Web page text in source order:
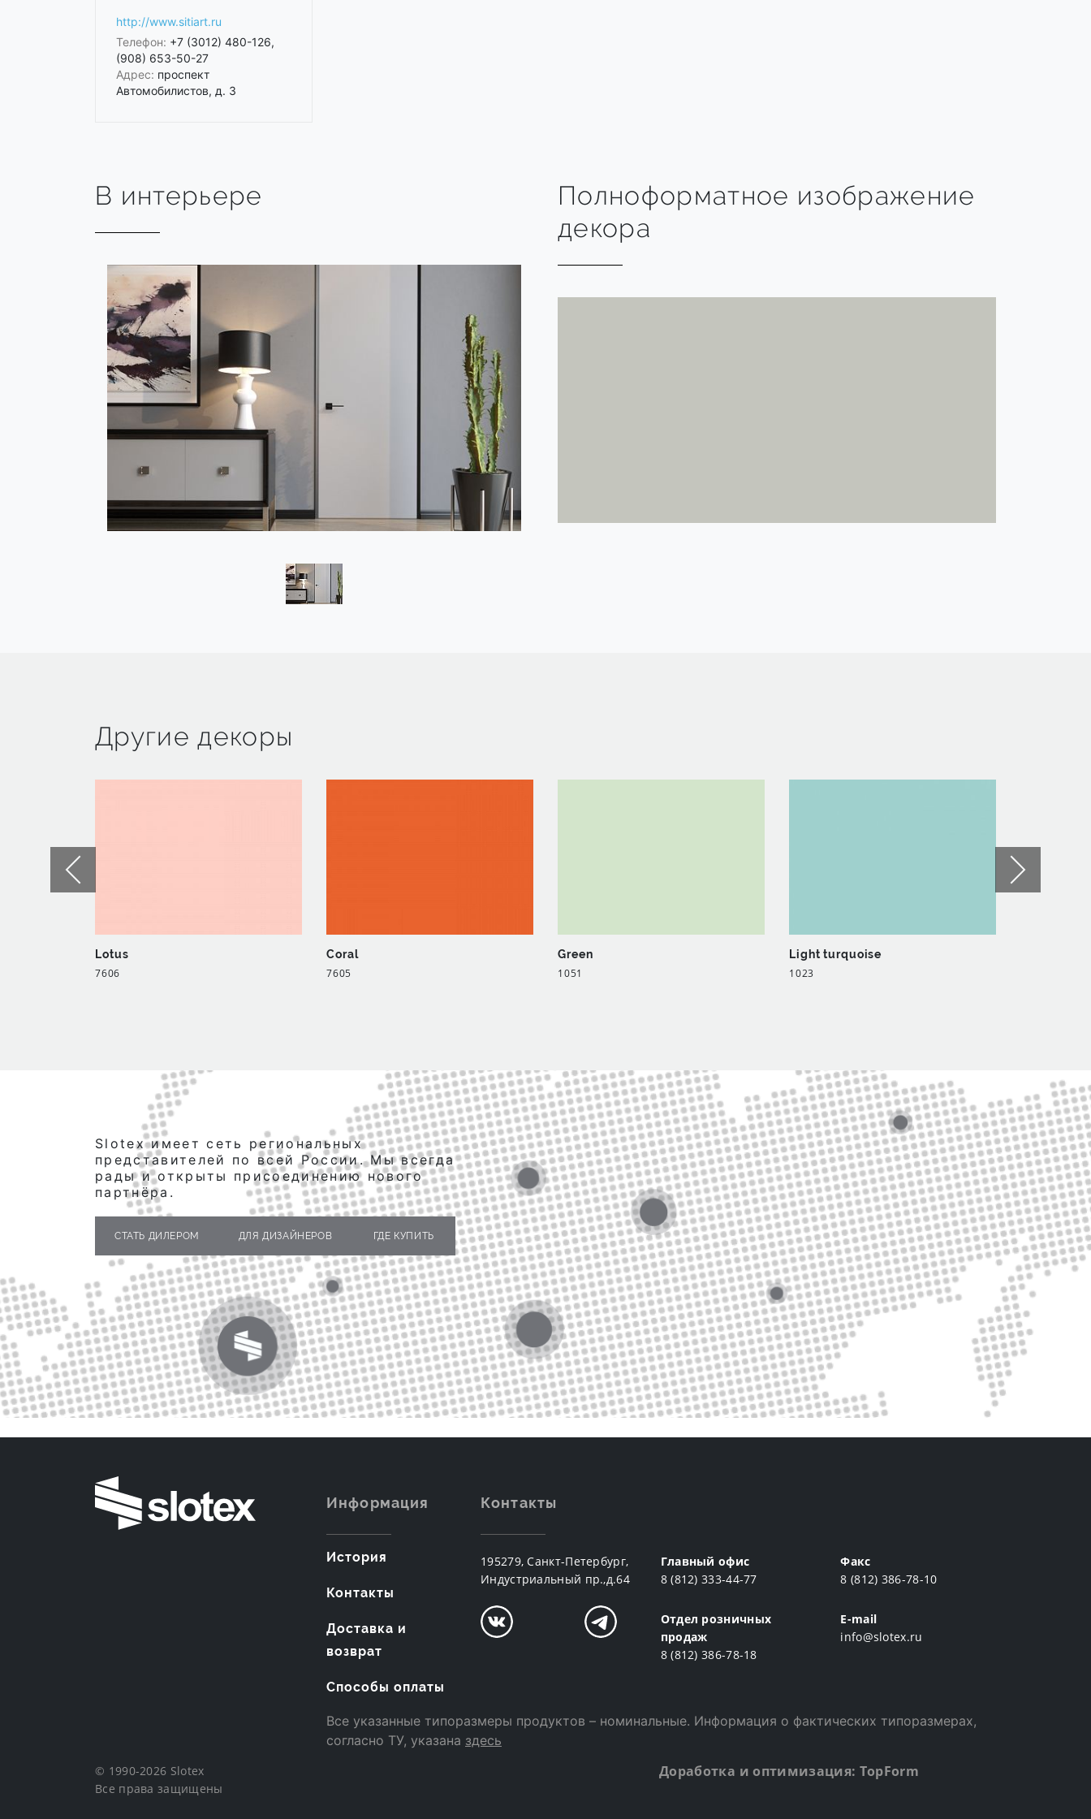
http://www.sitiart.ru
Телефон: +7 (3012) 480-126,
(908) 653-50-27
Адрес: проспект
Автомобилистов, д. 3
В интерьере
Полноформатное изображение
декора
Другие декоры
Lotus
7606
Coral
7605
Green
1051
Light turquoise
1023
Slotex имеет сеть региональных
представителей по всей России. Мы всегда
рады и открыты присоединению нового
партнёра.
СТАТЬ ДИЛЕРОМ ДЛЯ ДИЗАЙНЕРОВ ГДЕ КУПИТЬ
Информация
История
Контакты
Доставка и
возврат
Способы оплаты
Контакты
195279, Санкт-Петербург,
Индустриальный пр.,д.64
Главный офис
8 (812) 333-44-77
Отдел розничных
продаж
8 (812) 386-78-18
Факс
8 (812) 386-78-10
E-mail
info@slotex.ru
Все указанные типоразмеры продуктов – номинальные. Информация о фактических типоразмерах,
согласно ТУ, указана здесь
© 1990-2026 Slotex
Все права защищены
Доработка и оптимизация: TopForm